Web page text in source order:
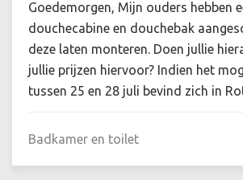
Goedemorgen, Mijn ouders hebben
douchecabine en douchebak
deze laten monteren. Doen jullie
jullie prijzen hiervoor? Indien het
tussen 25 en 28 juli bevind zich in
Badkamer en toilet